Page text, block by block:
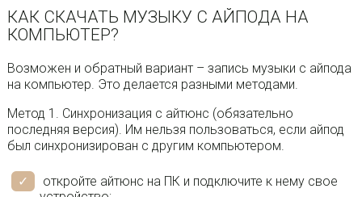
КАК СКАЧАТЬ МУЗЫКУ С АЙПОДА НА
КОМПЬЮТЕР?
Возможен и обратный вариант – запись музыки с айпода
на компьютер. Это делается разными методами.
Метод 1. Синхронизация с айтюнс (обязательно
последняя версия). Им нельзя пользоваться, если айпод
был синхронизирован с другим компьютером.
откройте айтюнс на ПК и подключите к нему свое